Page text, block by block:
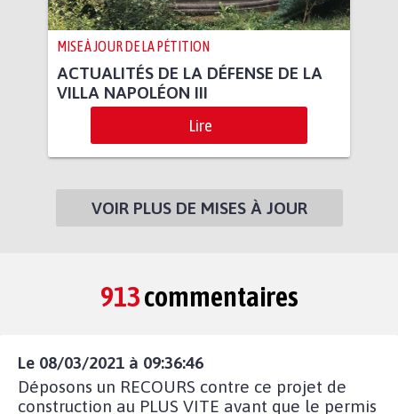
MISE À JOUR DE LA PÉTITION
ACTUALITÉS DE LA DÉFENSE DE LA
VILLA NAPOLÉON III
Lire
VOIR PLUS DE MISES À JOUR
913commentaires
Le 08/03/2021 à 09:36:46
Déposons un RECOURS contre ce projet de
construction au PLUS VITE avant que le permis